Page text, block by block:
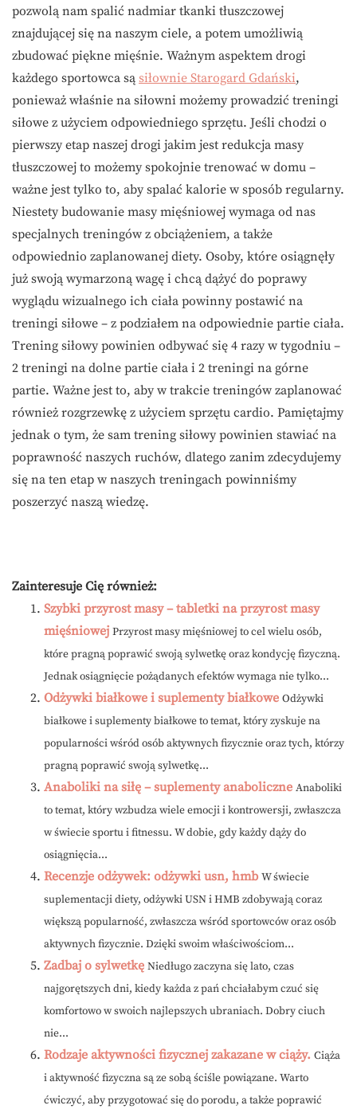
pozwolą nam spalić nadmiar tkanki tłuszczowej
znajdującej się na naszym ciele, a potem umożliwią
zbudować piękne mięśnie. Ważnym aspektem drogi
każdego sportowca są siłownie Starogard Gdański,
ponieważ właśnie na siłowni możemy prowadzić treningi
siłowe z użyciem odpowiedniego sprzętu. Jeśli chodzi o
pierwszy etap naszej drogi jakim jest redukcja masy
tłuszczowej to możemy spokojnie trenować w domu –
ważne jest tylko to, aby spalać kalorie w sposób regularny.
Niestety budowanie masy mięśniowej wymaga od nas
specjalnych treningów z obciążeniem, a także
odpowiednio zaplanowanej diety. Osoby, które osiągnęły
już swoją wymarzoną wagę i chcą dążyć do poprawy
wyglądu wizualnego ich ciała powinny postawić na
treningi siłowe – z podziałem na odpowiednie partie ciała.
Trening siłowy powinien odbywać się 4 razy w tygodniu –
2 treningi na dolne partie ciała i 2 treningi na górne
partie. Ważne jest to, aby w trakcie treningów zaplanować
również rozgrzewkę z użyciem sprzętu cardio. Pamiętajmy
jednak o tym, że sam trening siłowy powinien stawiać na
poprawność naszych ruchów, dlatego zanim zdecydujemy
się na ten etap w naszych treningach powinniśmy
poszerzyć naszą wiedzę.
Zainteresuje Cię również:
Szybki przyrost masy – tabletki na przyrost masy
mięśniowej Przyrost masy mięśniowej to cel wielu osób,
które pragną poprawić swoją sylwetkę oraz kondycję fizyczną.
Jednak osiągnięcie pożądanych efektów wymaga nie tylko...
Odżywki białkowe i suplementy białkowe Odżywki
białkowe i suplementy białkowe to temat, który zyskuje na
popularności wśród osób aktywnych fizycznie oraz tych, którzy
pragną poprawić swoją sylwetkę...
Anaboliki na siłę – suplementy anaboliczne Anaboliki
to temat, który wzbudza wiele emocji i kontrowersji, zwłaszcza
w świecie sportu i fitnessu. W dobie, gdy każdy dąży do
osiągnięcia...
Recenzje odżywek: odżywki usn, hmb W świecie
suplementacji diety, odżywki USN i HMB zdobywają coraz
większą popularność, zwłaszcza wśród sportowców oraz osób
aktywnych fizycznie. Dzięki swoim właściwościom...
Zadbaj o sylwetkę Niedługo zaczyna się lato, czas
najgorętszych dni, kiedy każda z pań chciałabym czuć się
komfortowo w swoich najlepszych ubraniach. Dobry ciuch
nie...
Rodzaje aktywności fizycznej zakazane w ciąży. Ciąża
i aktywność fizyczna są ze sobą ściśle powiązane. Warto
ćwiczyć, aby przygotować się do porodu, a także poprawić